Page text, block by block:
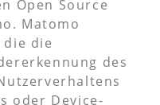
Open Source
Matomo
die
des
oder Device-